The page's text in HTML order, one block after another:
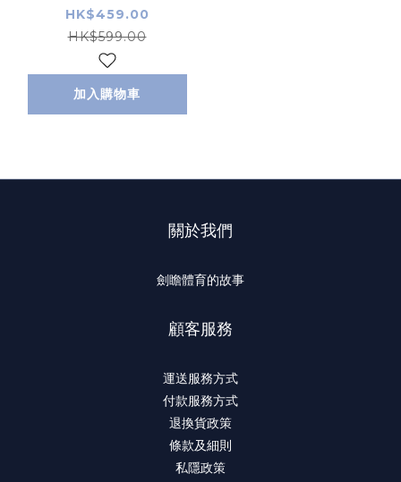
計時器 白色/黑色
HK$459.00
HK$599.00
加入購物車
關於我們
劍瞻體育的故事
顧客服務
運送服務方式
付款服務方式
退換貨政策
條款及細則
私隱政策